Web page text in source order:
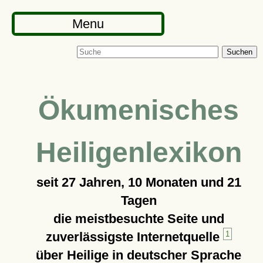
Menu
Suchen
Ökumenisches
Heiligenlexikon
seit 27 Jahren, 10 Monaten und 21
Tagen
die meistbesuchte Seite und
zuverlässigste Internetquelle
1
über Heilige in deutscher Sprache